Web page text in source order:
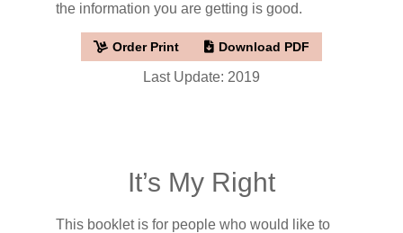
the information you are getting is good.
Order Print Download PDF
Last Update: 2019
It’s My Right
This booklet is for people who would like to